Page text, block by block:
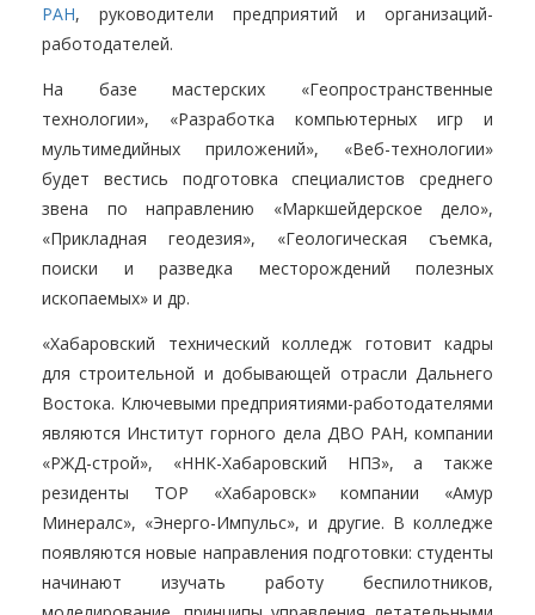
РАН, руководители предприятий и организаций-
работодателей.
На базе мастерских «Геопространственные
технологии», «Разработка компьютерных игр и
мультимедийных приложений», «Веб-технологии»
будет вестись подготовка специалистов среднего
звена по направлению «Маркшейдерское дело»,
«Прикладная геодезия», «Геологическая съемка,
поиски и разведка месторождений полезных
ископаемых» и др.
«Хабаровский технический колледж готовит кадры
для строительной и добывающей отрасли Дальнего
Востока. Ключевыми предприятиями-работодателями
являются Институт горного дела ДВО РАН, компании
«РЖД-строй», «ННК-Хабаровский НПЗ», а также
резиденты ТОР «Хабаровск» компании «Амур
Минералс», «Энерго-Импульс», и другие. В колледже
появляются новые направления подготовки: студенты
начинают изучать работу беспилотников,